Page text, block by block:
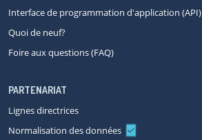
Interface de programmation d'application (API)
Quoi de neuf?
Foire aux questions (FAQ)
PARTENARIAT
Lignes directrices
Normalisation des données